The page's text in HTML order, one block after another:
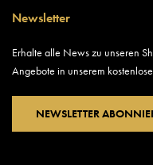
Newsletter
Erhalte alle News zu unseren
Angebote in unserem
NEWSLETTER